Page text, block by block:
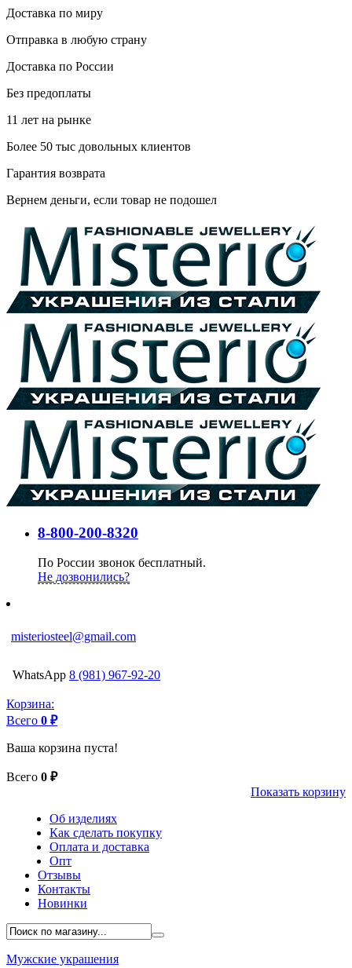
Доставка по миру
Отправка в любую страну
Доставка по России
Без предоплаты
11 лет на рынке
Более 50 тыс довольных клиентов
Гарантия возврата
Вернем деньги, если товар не подошел
8-800-200-8320
По России звонок бесплатный.
Не дозвонились?
misteriosteel@gmail.com
WhatsApp 8 (981) 967-92-20
Корзина:
Всего 0 ₽
Ваша корзина пуста!
Всего 0 ₽
Показать корзину
Об изделиях
Как сделать покупку
Оплата и доставка
Опт
Отзывы
Контакты
Новинки
Мужские украшения